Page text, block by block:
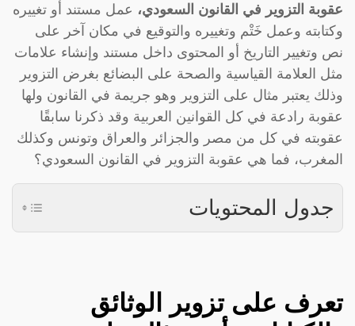
عقوبة التزوير في القانون السعودي، عمل مستند أو تغييره
وكتابته وعمل خَتْم وتغييره والتوقيع في مكان آخر على
نص وتغيير التاريخ أو المحتوى داخل مستند وإنشاء علامات
مثل العلامة القياسية والصحة على البضائع بغرض التزوير
وذلك يعتبر مثال على التزوير وهو جريمة في القانون ولها
عقوبة رادعة في كل القوانين العربية وقد ذكرنا سابقًا
عقوبته في كل من مصر والجزائر والعراق وتونس وكذلك
المغرب، فما هي عقوبة التزوير في القانون السعودي؟
جدول المحتويات
تعرف على تزوير الوثائق